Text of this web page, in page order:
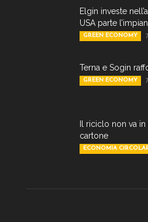
Elgin investe
USA parte
GREEN ECONOMY
Terna e Sogin
GREEN ECONOMY
Il riciclo non va in
cartone
ECONOMIA